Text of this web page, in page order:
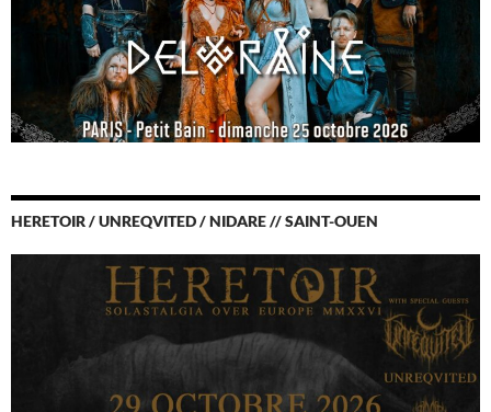
HERETOIR / UNREQVITED / NIDARE // SAINT-OUEN